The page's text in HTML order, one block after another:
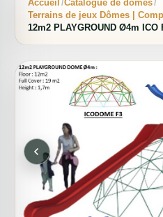
Accueil
Catalogue de dômes
Terrains de jeux Dômes |
12m2 PLAYGROUND Ø4m ICO